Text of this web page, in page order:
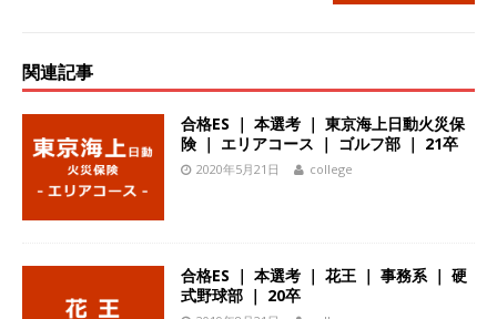
シップ 】スタンダード上場 ｜ 業界No.1 企業医
体育会積極採用企業
関連記事
合格ES ｜ 本選考 ｜ 東京海上日動火災保
険 ｜ エリアコース ｜ ゴルフ部 ｜ 21卒
2020年5月21日 college
合格ES ｜ 本選考 ｜ 花王 ｜ 事務系 ｜ 硬
式野球部 ｜ 20卒